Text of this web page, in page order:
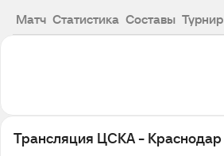
Матч Статистика Составы Турнир
Трансляция ЦСКА - Краснодар